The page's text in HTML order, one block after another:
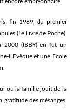
encore embryonnaire.
fin 1989, du premier
(Le Livre de Poche).
2000 (IBBY) en fut un
L’Evêque et une Ecole
où la famille jouit de la
gratitude des mésanges,